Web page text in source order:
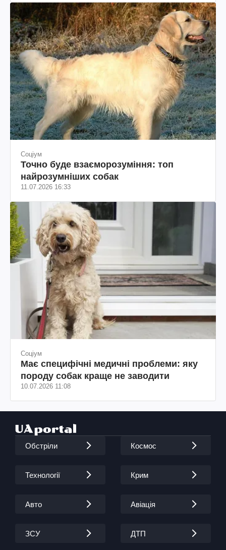
Соціум
Точно буде взаєморозуміння: топ
найрозумніших собак
11.07.2026 16:33
Соціум
Має специфічні медичні проблеми: яку
породу собак краще не заводити
10.07.2026 11:08
Обстріли Космос
Технології Крим
Авто Авіація
ЗСУ ДТП